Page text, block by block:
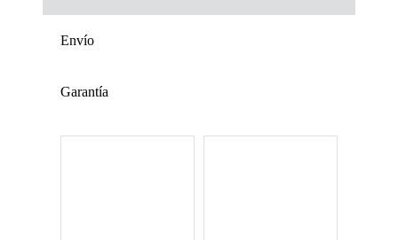
Envío
Garantía